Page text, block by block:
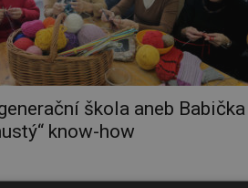
škola aneb Babička
know-how